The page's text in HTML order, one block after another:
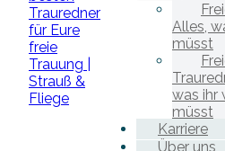
Alles,
müsst
was ihr
müsst
Karriere
Über uns